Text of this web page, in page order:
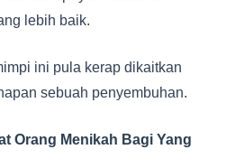
lebih baik.
ini pula kerap dikaitkan
sebuah penyembuhan.
Orang Menikah Bagi Yang